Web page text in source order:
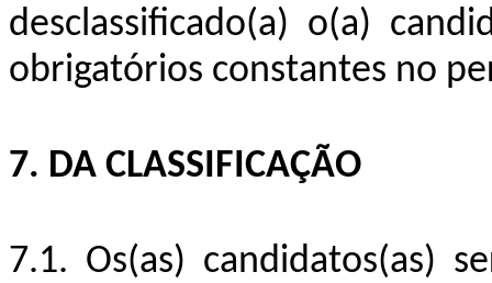
desclassificado(a) o(a)
obrigatórios constantes no
7. DA CLASSIFICAÇÃO
7.1. Os(as) candidatos(as)